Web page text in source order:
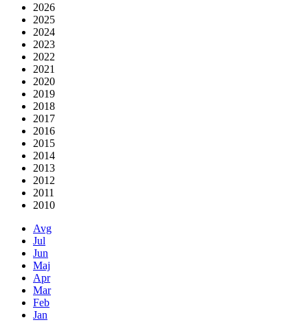
2026
2025
2024
2023
2022
2021
2020
2019
2018
2017
2016
2015
2014
2013
2012
2011
2010
Avg
Jul
Jun
Maj
Apr
Mar
Feb
Jan